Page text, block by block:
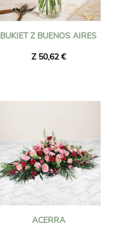
BUKIET Z BUENOS AIRES
Z 50,62 €
ACERRA